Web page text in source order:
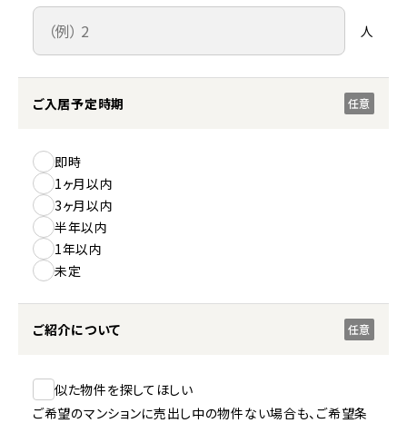
人
ご入居予定時期 任意
即時
1ヶ月以内
3ヶ月以内
半年以内
1年以内
未定
ご紹介について 任意
似た物件を探してほしい
ご希望のマンションに売出し中の物件ない場合も、ご希望条